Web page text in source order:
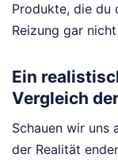
Produkte, die du
Reizung gar
Ein
Vergleich
Schauen wir uns
der Realität